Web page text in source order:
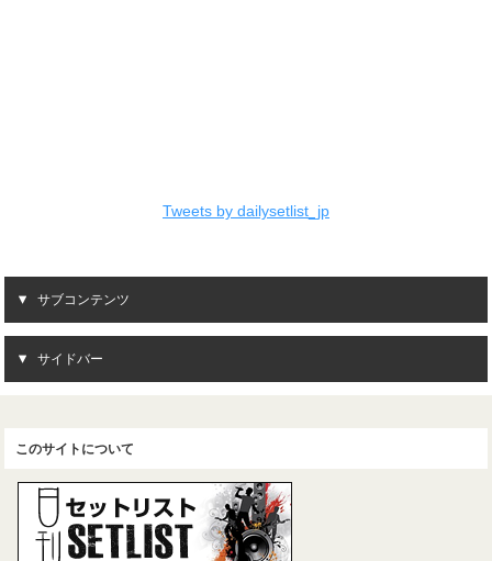
Tweets by dailysetlist_jp
サブコンテンツ
サイドバー
このサイトについて